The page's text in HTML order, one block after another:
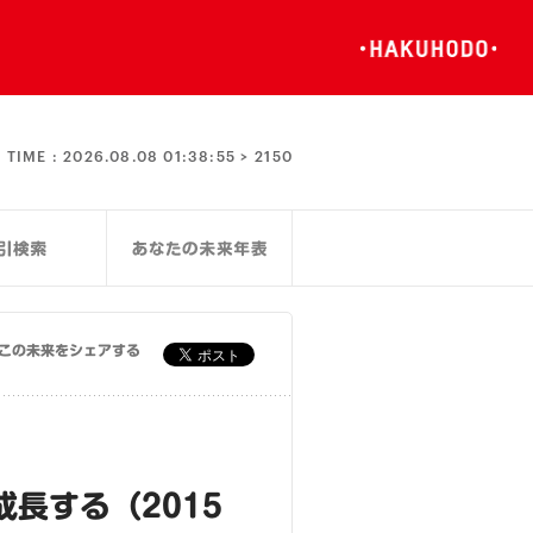
TIME :2026.08.08 01:38:55 > 2150
の未来をシェアする
長する（2015